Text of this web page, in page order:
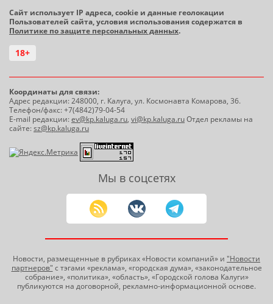
Сайт использует IP адреса, cookie и данные геолокации
Пользователей сайта, условия использования содержатся в
Политике по защите персональных данных.
18+
Координаты для связи:
Адрес редакции: 248000, г. Калуга, ул. Космонавта Комарова, 36.
Телефон/факс: +7(4842)79-04-54
E-mail редакции:ev@kp.kaluga.ru, vi@kp.kaluga.ruОтдел рекламы на
сайте:sz@kp.kaluga.ru
Мы в соцсетях
Новости, размещенные в рубриках «Новости компаний» и "Новости
партнеров" с тэгами «реклама», «городская дума», «законодательное
собрание», «политика», «область», «Городской голова Калуги»
публикуются на договорной, рекламно-информационной основе.